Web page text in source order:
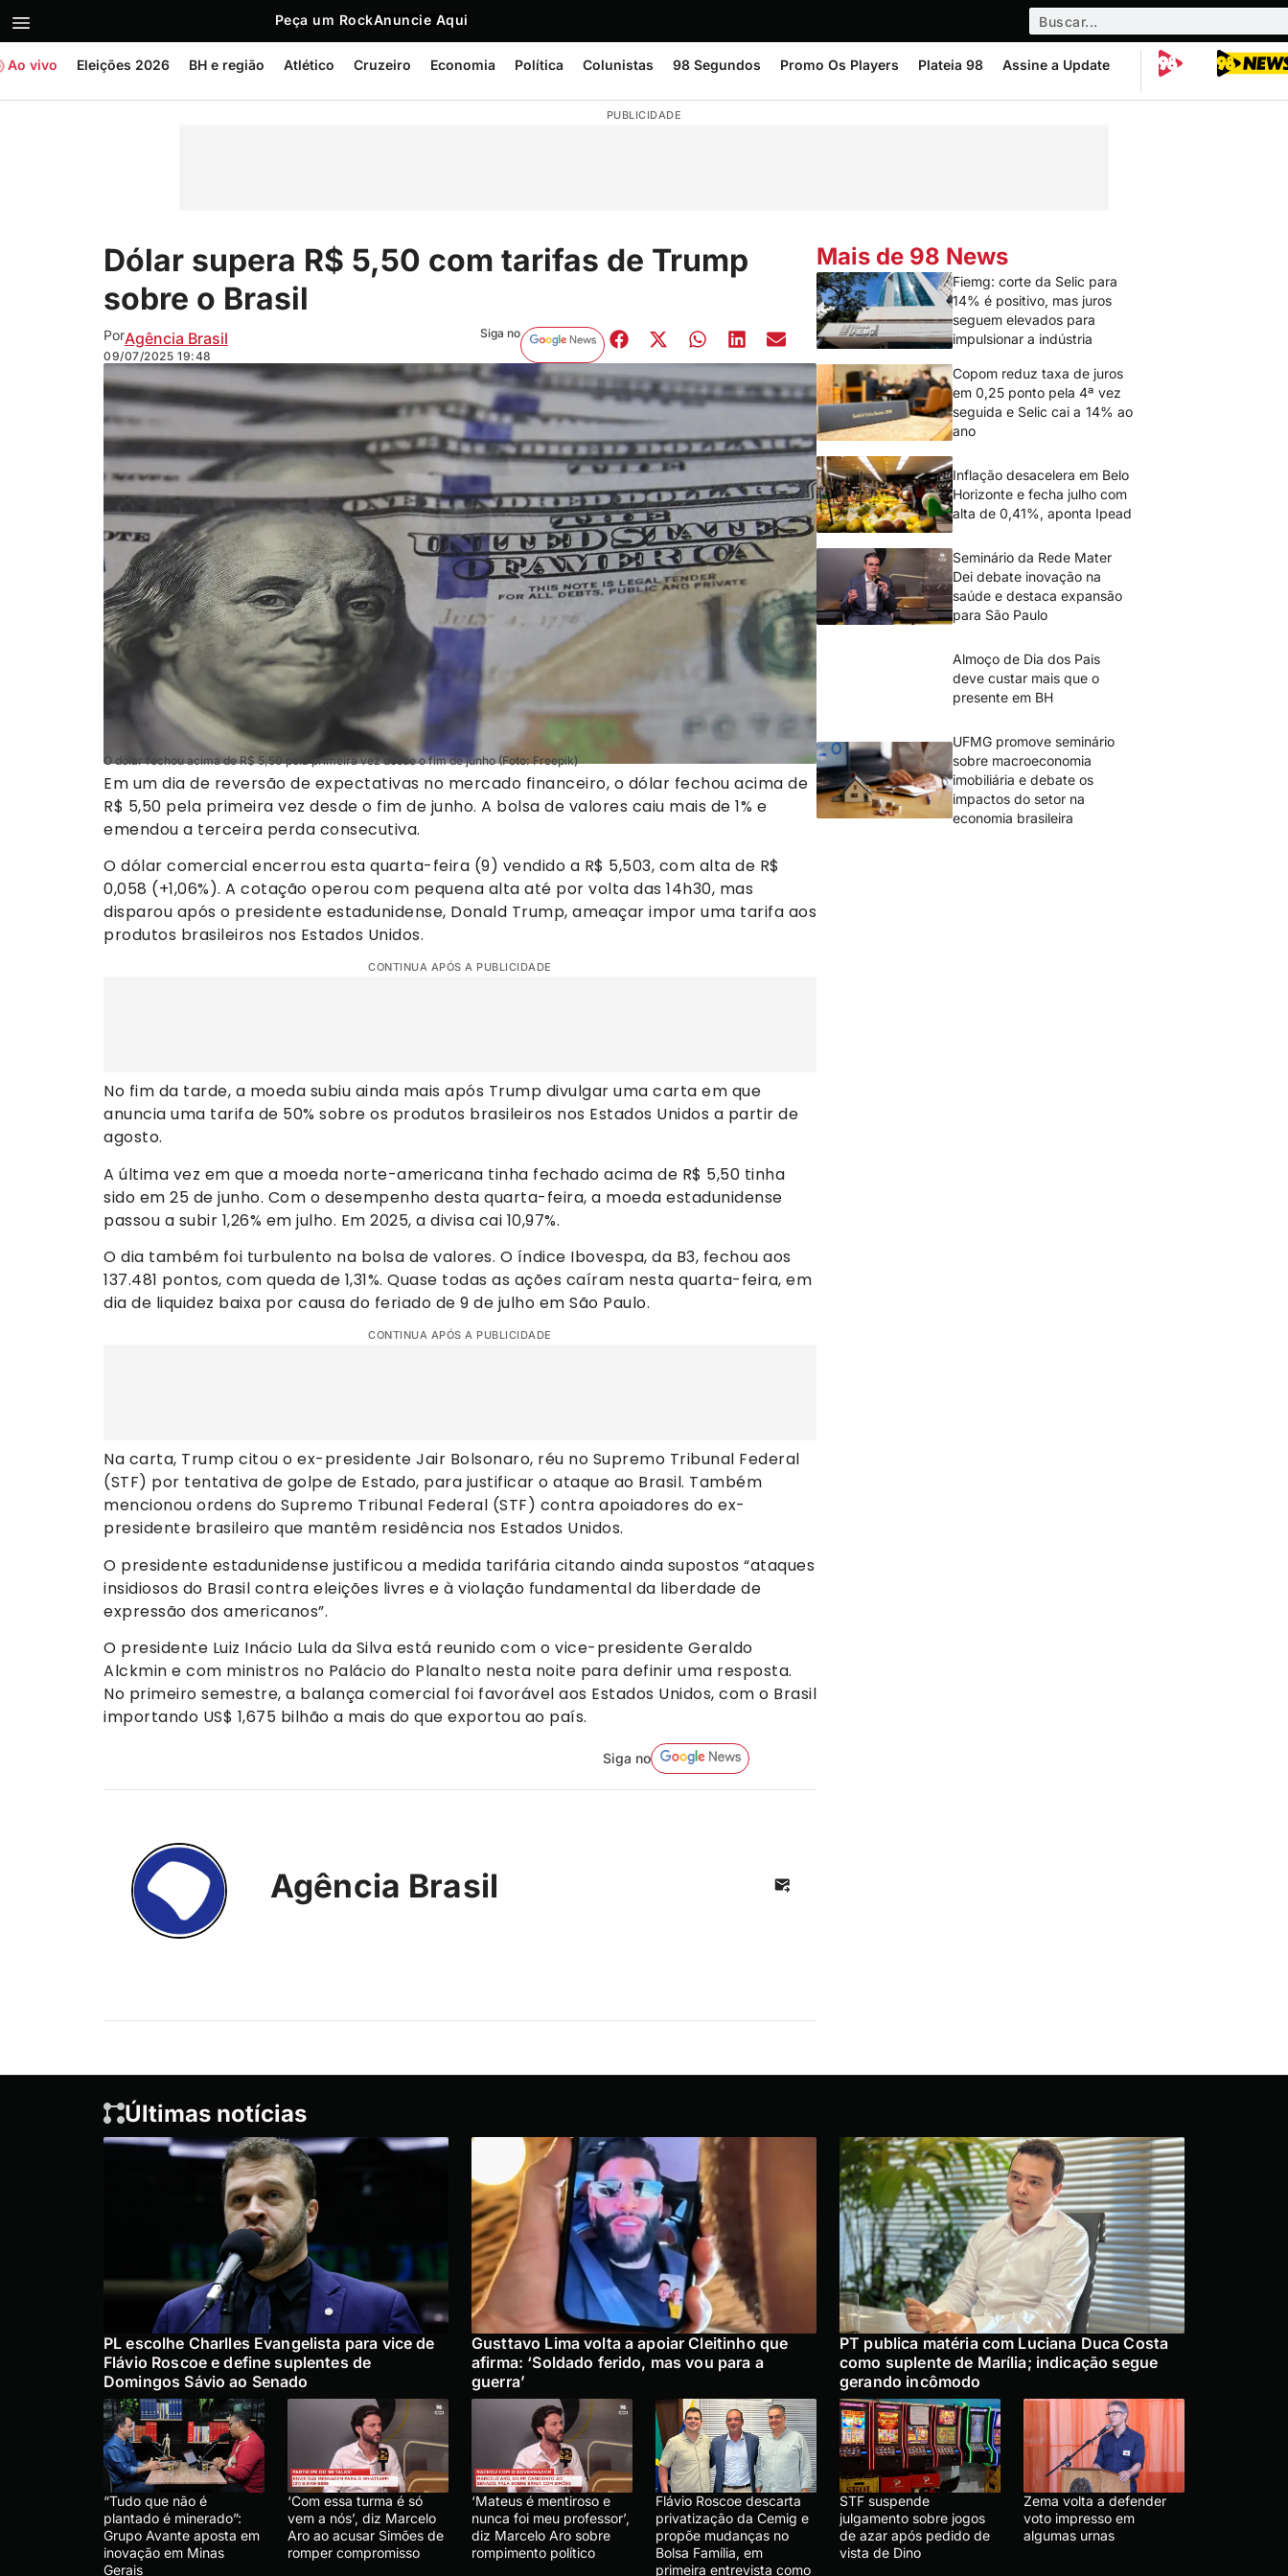
Peça um RockAnuncie Aqui
Ao vivo Eleições 2026 BH e região Atlético Cruzeiro Economia Política Colunistas 98 Segundos Promo Os Players Plateia 98 Assine a Update
PUBLICIDADE
Dólar supera R$ 5,50 com tarifas de Trump
sobre o Brasil
PorAgência Brasil
09/07/2025 19:48
Siga no
O dólar fechou acima de R$ 5,50 pela primeira vez desde o fim de junho (Foto: Freepik)
Em um dia de reversão de expectativas no mercado financeiro, o dólar fechou acima de
R$ 5,50 pela primeira vez desde o fim de junho. A bolsa de valores caiu mais de 1% e
emendou a terceira perda consecutiva.
O dólar comercial encerrou esta quarta-feira (9) vendido a R$ 5,503, com alta de R$
0,058 (+1,06%). A cotação operou com pequena alta até por volta das 14h30, mas
disparou após o presidente estadunidense, Donald Trump, ameaçar impor uma tarifa aos
produtos brasileiros nos Estados Unidos.
CONTINUA APÓS A PUBLICIDADE
No fim da tarde, a moeda subiu ainda mais após Trump divulgar uma carta em que
anuncia uma tarifa de 50% sobre os produtos brasileiros nos Estados Unidos a partir de
agosto.
A última vez em que a moeda norte-americana tinha fechado acima de R$ 5,50 tinha
sido em 25 de junho. Com o desempenho desta quarta-feira, a moeda estadunidense
passou a subir 1,26% em julho. Em 2025, a divisa cai 10,97%.
O dia também foi turbulento na bolsa de valores. O índice Ibovespa, da B3, fechou aos
137.481 pontos, com queda de 1,31%. Quase todas as ações caíram nesta quarta-feira, em
dia de liquidez baixa por causa do feriado de 9 de julho em São Paulo.
CONTINUA APÓS A PUBLICIDADE
Na carta, Trump citou o ex-presidente Jair Bolsonaro, réu no Supremo Tribunal Federal
(STF) por tentativa de golpe de Estado, para justificar o ataque ao Brasil. Também
mencionou ordens do Supremo Tribunal Federal (STF) contra apoiadores do ex-
presidente brasileiro que mantêm residência nos Estados Unidos.
O presidente estadunidense justificou a medida tarifária citando ainda supostos “ataques
insidiosos do Brasil contra eleições livres e à violação fundamental da liberdade de
expressão dos americanos”.
O presidente Luiz Inácio Lula da Silva está reunido com o vice-presidente Geraldo
Alckmin e com ministros no Palácio do Planalto nesta noite para definir uma resposta.
No primeiro semestre, a balança comercial foi favorável aos Estados Unidos, com o Brasil
importando US$ 1,675 bilhão a mais do que exportou ao país.
Siga no
Agência Brasil
Mais de 98 News
Fiemg: corte da Selic para
14% é positivo, mas juros
seguem elevados para
impulsionar a indústria
Copom reduz taxa de juros
em 0,25 ponto pela 4ª vez
seguida e Selic cai a 14% ao
ano
Inflação desacelera em Belo
Horizonte e fecha julho com
alta de 0,41%, aponta Ipead
Seminário da Rede Mater
Dei debate inovação na
saúde e destaca expansão
para São Paulo
Almoço de Dia dos Pais
deve custar mais que o
presente em BH
UFMG promove seminário
sobre macroeconomia
imobiliária e debate os
impactos do setor na
economia brasileira
Últimas notícias
PL escolhe Charlles Evangelista para vice de
Flávio Roscoe e define suplentes de
Domingos Sávio ao Senado
Gusttavo Lima volta a apoiar Cleitinho que
afirma: ‘Soldado ferido, mas vou para a
guerra’
PT publica matéria com Luciana Duca Costa
como suplente de Marília; indicação segue
gerando incômodo
“Tudo que não é
plantado é minerado”:
Grupo Avante aposta em
inovação em Minas
Gerais
‘Com essa turma é só
vem a nós’, diz Marcelo
Aro ao acusar Simões de
romper compromisso
‘Mateus é mentiroso e
nunca foi meu professor’,
diz Marcelo Aro sobre
rompimento político
Flávio Roscoe descarta
privatização da Cemig e
propõe mudanças no
Bolsa Família, em
primeira entrevista como
STF suspende
julgamento sobre jogos
de azar após pedido de
vista de Dino
Zema volta a defender
voto impresso em
algumas urnas